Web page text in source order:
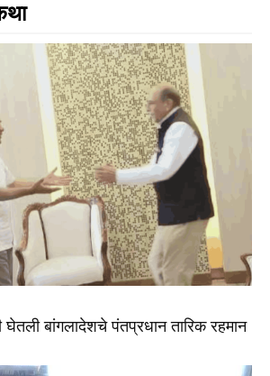
घेतली बांगलादेशचे पंतप्रधान तारिक रहमान